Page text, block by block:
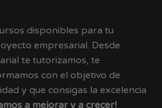
disponibles para tu
empresarial. Desde
te tutorizamos, te
con el objetivo de
y que consigas la excelencia
a mejorar y a crecer!